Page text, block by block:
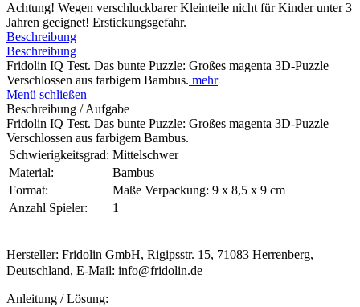
Achtung! Wegen verschluckbarer Kleinteile nicht für Kinder unter 3
Jahren geeignet! Erstickungsgefahr.
Beschreibung
Beschreibung
Fridolin IQ Test. Das bunte Puzzle: Großes magenta 3D-Puzzle
Verschlossen aus farbigem Bambus. mehr
Menü schließen
Beschreibung / Aufgabe
Fridolin IQ Test. Das bunte Puzzle: Großes magenta 3D-Puzzle
Verschlossen aus farbigem Bambus.
Schwierigkeitsgrad: Mittelschwer
Material:
Bambus
Format:
Maße Verpackung: 9 x 8,5 x 9 cm
Anzahl Spieler:
1
Hersteller: Fridolin GmbH, Rigipsstr. 15, 71083 Herrenberg,
Deutschland, E-Mail: info@fridolin.de
Anleitung / Lösung: